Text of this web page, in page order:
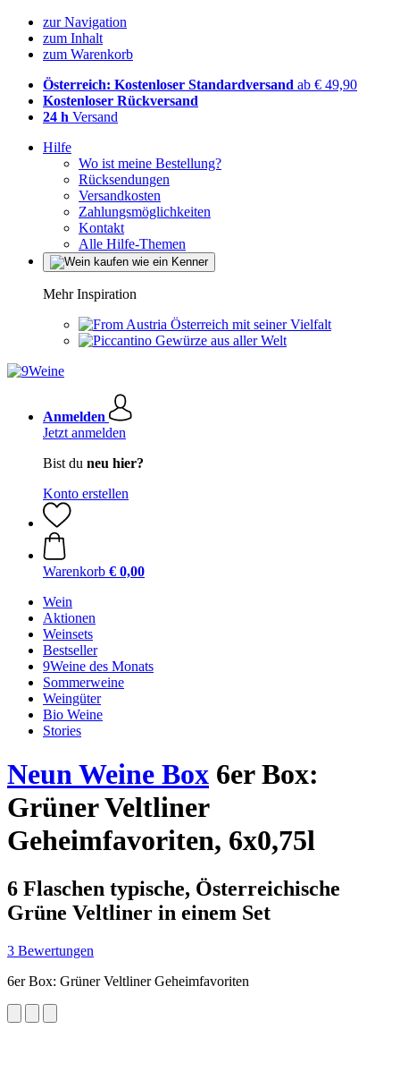
zur Navigation
zum Inhalt
zum Warenkorb
Österreich: Kostenloser Standardversand ab € 49,90
Kostenloser Rückversand
24 h Versand
Hilfe
Wo ist meine Bestellung?
Rücksendungen
Versandkosten
Zahlungsmöglichkeiten
Kontakt
Alle Hilfe-Themen
Mehr Inspiration
Österreich mit seiner Vielfalt
Gewürze aus aller Welt
Anmelden
Jetzt anmelden
Bist du neu hier?
Konto erstellen
Warenkorb € 0,00
Wein
Aktionen
Weinsets
Bestseller
9Weine des Monats
Sommerweine
Weingüter
Bio Weine
Stories
Neun Weine Box 6er Box:
Grüner Veltliner
Geheimfavoriten, 6x0,75l
6 Flaschen typische, Österreichische
Grüne Veltliner in einem Set
3 Bewertungen
6er Box: Grüner Veltliner Geheimfavoriten